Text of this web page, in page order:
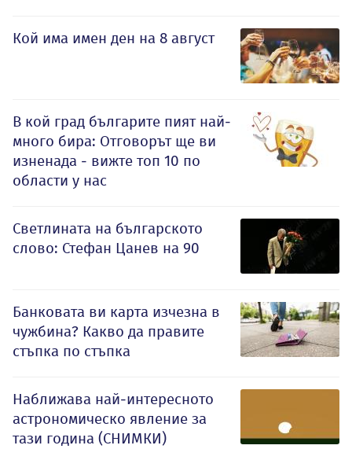
Кой има имен ден на 8 август
В кой град българите пият най-
много бира: Отговорът ще ви
изненада - вижте топ 10 по
области у нас
Светлината на българското
слово: Стефан Цанев на 90
Банковата ви карта изчезна в
чужбина? Какво да правите
стъпка по стъпка
Наближава най-интересното
астрономическо явление за
тази година (СНИМКИ)